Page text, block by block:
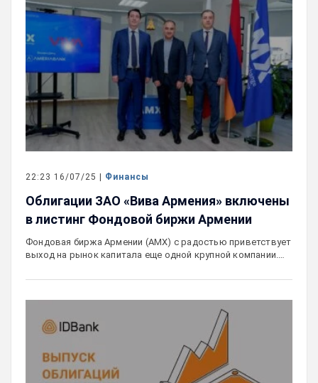
22:23 16/07/25 | Финансы
Облигации ЗАО «Вива Армения» включены
в листинг Фондовой биржи Армении
Фондовая биржа Армении (AMX) с радостью приветствует
выход на рынок капитала еще одной крупной компании.…